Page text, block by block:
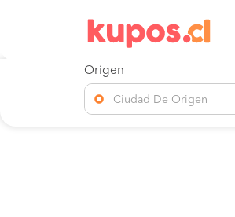
Origen
Ciudad De Origen